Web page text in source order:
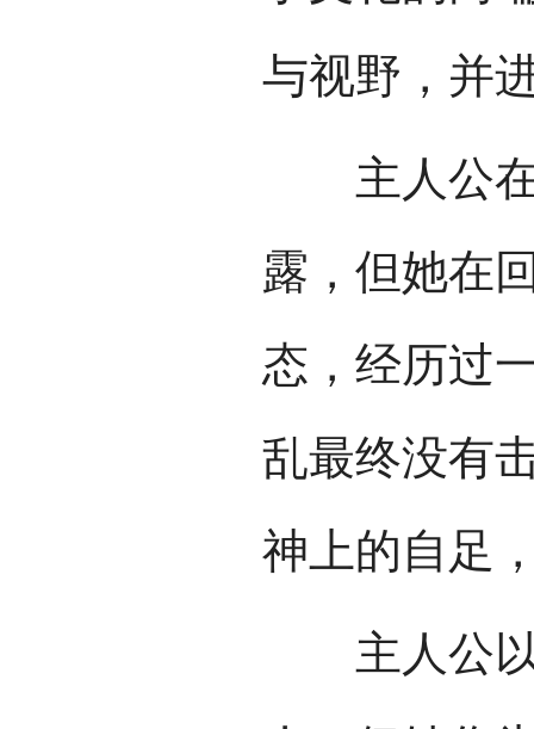
与视野，并
主人公在
露，但她在
态，经历过
乱最终没有
神上的自足
主人公以